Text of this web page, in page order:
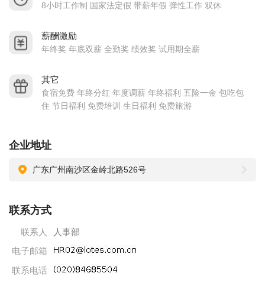
护假、丧假；
①每季度发放部门季度活动奖金，可用于聚餐或旅游；
助条件核给“购车资助金”；
③厂车每日往返于南沙--市桥，节假日可用于员工旅游、聚会等
⑤发放节日福利礼品及生日礼品；
⑥服务满五年之职工发放奖金或等值礼品；
公司大力支持员工个人职业发展，不定期举办内部招聘会（岗
位丰富，如采购、业务、工程师等等）符合条件员工均可公平
应聘。
8小时工作制 国家法定假 带薪年假 弹性工作 双休
薪酬激励
年终奖 年底双薪 全勤奖 绩效奖 试用期全薪
其它
食宿免费 年终分红 年度调薪 年终福利 五险一金 包吃包
住 节日福利 免费培训 生日福利 免费旅游
企业地址
广东广州南沙区金岭北路526号
联系方式
联系人
人事部
电子邮箱
联系电话